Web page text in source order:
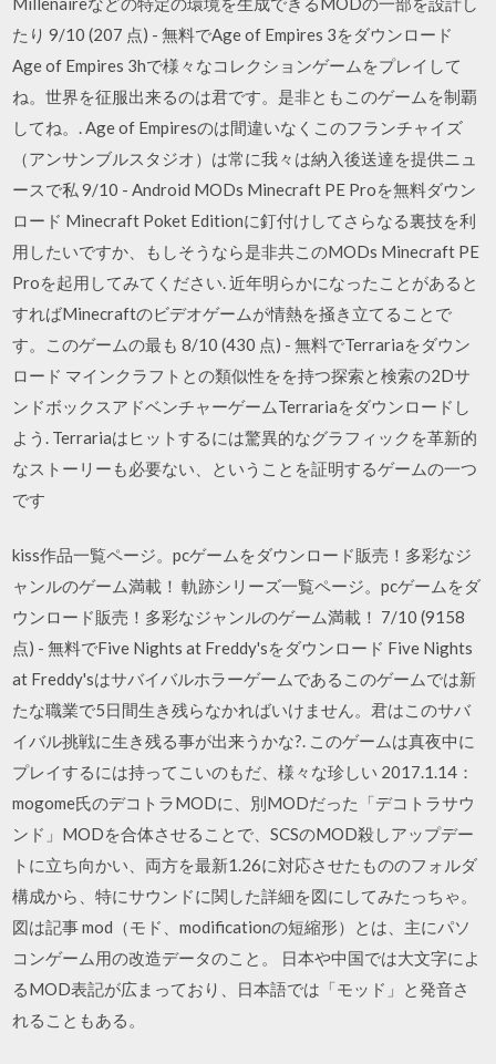
たり 9/10 (207 点) - 無料でAge of Empires 3をダウンロード
Age of Empires 3hで様々なコレクションゲームをプレイして
ね。世界を征服出来るのは君です。是非ともこのゲームを制覇
してね。. Age of Empiresのは間違いなくこのフランチャイズ
（アンサンブルスタジオ）は常に我々は納入後送達を提供ニュ
ースで私 9/10 - Android MODs Minecraft PE Proを無料ダウン
ロード Minecraft Poket Editionに釘付けしてさらなる裏技を利
用したいですか、もしそうなら是非共このMODs Minecraft PE
Proを起用してみてください. 近年明らかになったことがあると
すればMinecraftのビデオゲームが情熱を掻き立てることで
す。このゲームの最も 8/10 (430 点) - 無料でTerrariaをダウン
ロード マインクラフトとの類似性をを持つ探索と検索の2Dサ
ンドボックスアドベンチャーゲームTerrariaをダウンロードし
よう. Terrariaはヒットするには驚異的なグラフィックを革新的
なストーリーも必要ない、ということを証明するゲームの一つ
です
kiss作品一覧ページ。pcゲームをダウンロード販売！多彩なジ
ャンルのゲーム満載！ 軌跡シリーズ一覧ページ。pcゲームをダ
ウンロード販売！多彩なジャンルのゲーム満載！ 7/10 (9158
点) - 無料でFive Nights at Freddy'sをダウンロード Five Nights
at Freddy'sはサバイバルホラーゲームであるこのゲームでは新
たな職業で5日間生き残らなかればいけません。君はこのサバ
イバル挑戦に生き残る事が出来うかな?. このゲームは真夜中に
プレイするには持ってこいのもだ、様々な珍しい 2017.1.14：
mogome氏のデコトラMODに、別MODだった「デコトラサウ
ンド」MODを合体させることで、SCSのMOD殺しアップデー
トに立ち向かい、両方を最新1.26に対応させたもののフォルダ
構成から、特にサウンドに関した詳細を図にしてみたっちゃ。
図は記事 mod（モド、modificationの短縮形）とは、主にパソ
コンゲーム用の改造データのこと。 日本や中国では大文字によ
るMOD表記が広まっており、日本語では「モッド」と発音さ
れることもある。